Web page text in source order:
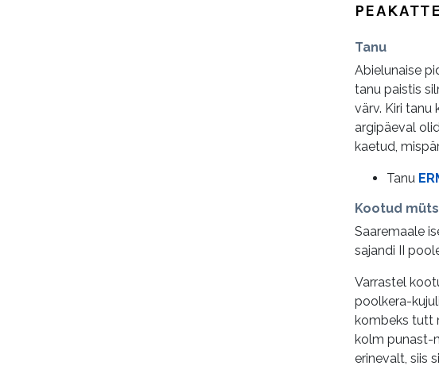
Tanu
Abielunaise
tanu paistis
värv. Kiri tanu
argipäeval
kaetud,
Tanu
Kootud müts
Saaremaale
sajandi II
Varrastel
poolkera-
kombeks tutt
kolm punast-
erinevalt, siis